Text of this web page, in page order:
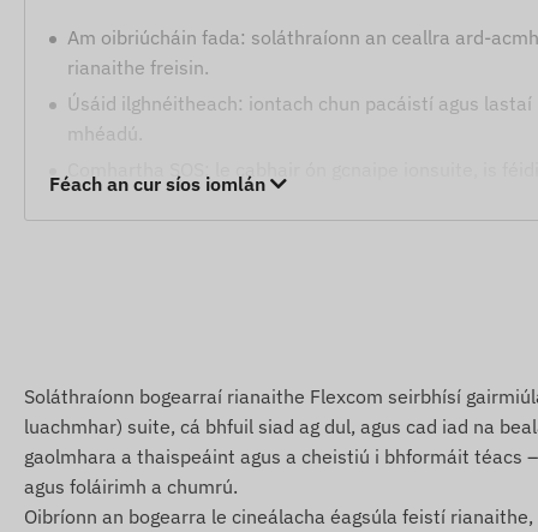
Am oibriúcháin fada: soláthraíonn an ceallra ard-
rianaithe freisin.
Úsáid ilghnéitheach: iontach chun pacáistí agus
mhéadú.
Comhartha SOS: le cabhair ón gcnaipe ionsuite, is
Brú an chnaipe SOS i gcás éigeandála.
Braite gluaiseachta bunaithe ar chreathadh.
Imeacht as crios sábháilteachta (Geofence) nó
Comhartha leibhéal íseal luchta.
Féach an cur síos iomlán
Soláthraíonn bogearraí rianaithe Flexcom seirbhísí
luachmhar) suite, cá bhfuil siad ag dul, agus cad iad na
gaolmhara a thaispeáint agus a cheistiú i bhformáit téacs
agus foláirimh a chumrú.
Oibríonn an bogearra le cineálacha éagsúla feistí